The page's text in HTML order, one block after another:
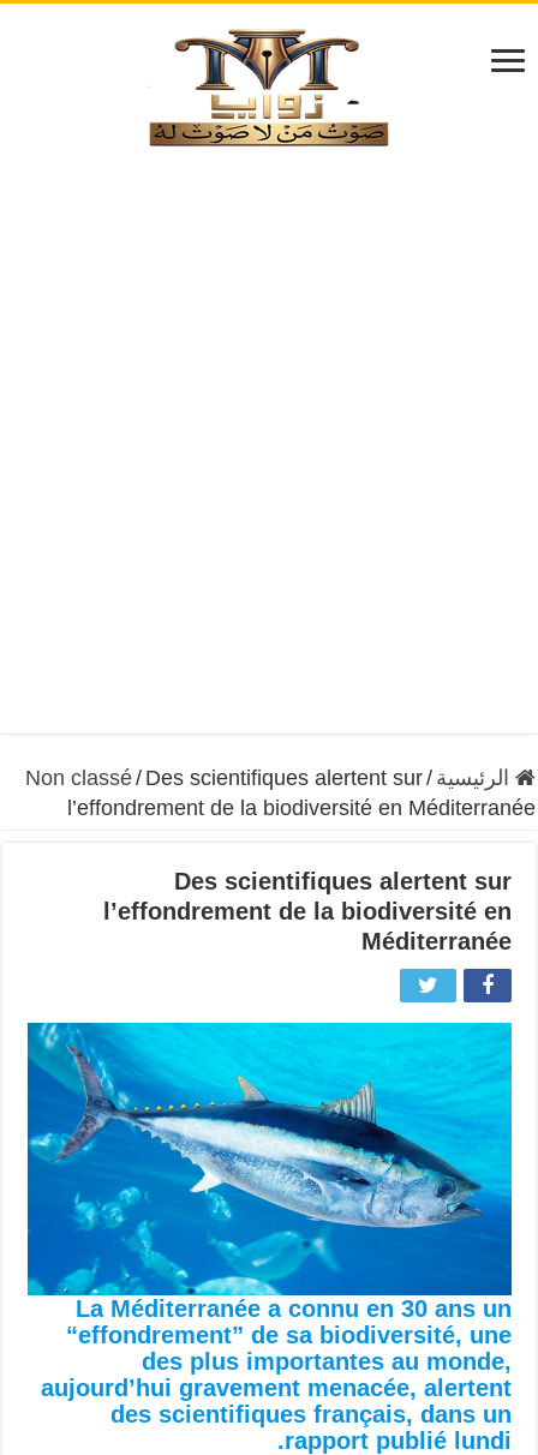
الرئيسية /
Non classé / Des scientifiques alertent sur
l’effondrement de la biodiversité en Méditerranée
Des scientifiques alertent sur
l’effondrement de la biodiversité en
Méditerranée
La Méditerranée a connu en 30 ans un
“effondrement” de sa biodiversité, une
des plus importantes au monde,
aujourd’hui gravement menacée, alertent
des scientifiques français, dans un
rapport publié lundi.